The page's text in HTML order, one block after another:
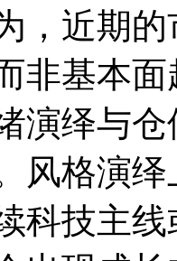
，近期
非基本
演绎与
风格演
科技主